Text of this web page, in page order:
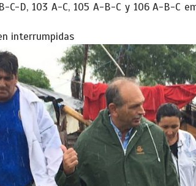
C-D, 103 A-C, 105 A-B-C y 106 A-B-C
interrumpidas